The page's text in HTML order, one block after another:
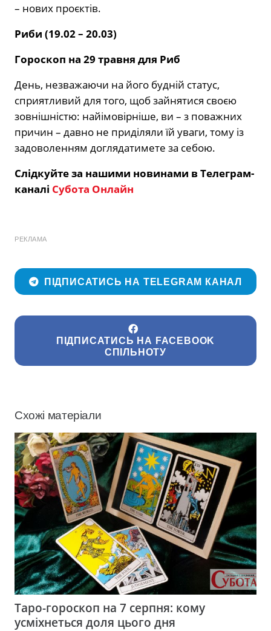
– нових проєктів.
Риби (19.02 – 20.03)
Гороскоп на 29 травня для Риб
День, незважаючи на його будній статус,
сприятливий для того, щоб зайнятися своєю
зовнішністю: найімовірніше, ви – з поважних
причин – давно не приділяли їй уваги, тому із
задоволенням доглядатимете за себою.
Слідкуйте за нашими новинами в Телеграм-
каналі Субота Онлайн
РЕКЛАМА
ПІДПИСАТИСЬ НА TELEGRAM КАНАЛ
ПІДПИСАТИСЬ НА FACEBOOK
СПІЛЬНОТУ
Схожі матеріали
Таро-гороскоп на 7 серпня: кому
усміхнеться доля цього дня